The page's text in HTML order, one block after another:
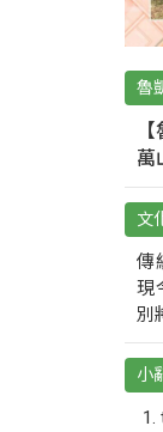
魯
萬
文
傳
現
別
小